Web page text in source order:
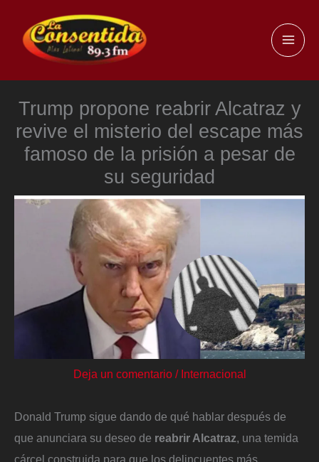
contenido
Trump propone reabrir Alcatraz y
revive el misterio del escape más
famoso de la prisión a pesar de
su seguridad
Deja un comentario / Internacional
Donald Trump sigue dando de qué hablar después de
que anunciara su deseo de reabrir Alcatraz, una temida
cárcel construida para que los delincuentes más